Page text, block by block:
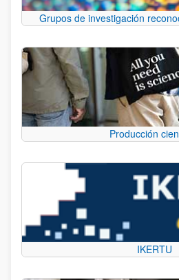
Grupos de investigación
Producción
IKERTU